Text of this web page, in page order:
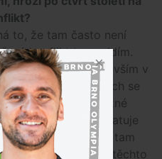
to, že tam často není
konflikt to nevidím.
problémy, především v
v těchto zemích se
tam takřka nemožné
dost lidí ještě pamatuje
nechce. Také tam
které jsou nejen v těchto